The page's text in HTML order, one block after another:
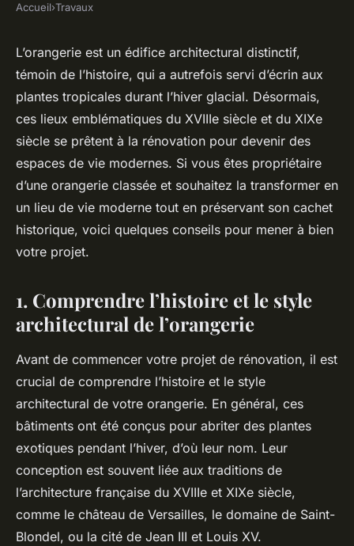
Comment rénover une
orangerie du XIXe siècle en
espace de vie moderne ?
Salomé•4 mars 2024•5 min de lecture
Accueil›Travaux
L’orangerie est un édifice architectural distinctif,
témoin de l’histoire, qui a autrefois servi d’écrin aux
plantes tropicales durant l’hiver glacial. Désormais,
ces lieux emblématiques du XVIIIe siècle et du XIXe
siècle se prêtent à la rénovation pour devenir des
espaces de vie modernes. Si vous êtes propriétaire
d’une orangerie classée et souhaitez la transformer en
un lieu de vie moderne tout en préservant son cachet
historique, voici quelques conseils pour mener à bien
votre projet.
1. Comprendre l’histoire et le style
architectural de l’orangerie
Avant de commencer votre projet de rénovation, il est
crucial de comprendre l’histoire et le style
architectural de votre orangerie. En général, ces
bâtiments ont été conçus pour abriter des plantes
exotiques pendant l’hiver, d’où leur nom. Leur
conception est souvent liée aux traditions de
l’architecture française du XVIIIe et XIXe siècle,
comme le château de Versailles, le domaine de Saint-
Blondel, ou la cité de Jean III et Louis XV.